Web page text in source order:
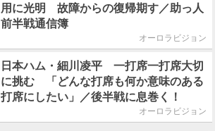
用に光明 故障からの復帰期す／助っ人
前半戦通信簿
オーロラビジョン
日本ハム・細川凌平 一打席一打席大切
に挑む 「どんな打席も何か意味のある
打席にしたい」／後半戦に息巻く！
オーロラビジョン